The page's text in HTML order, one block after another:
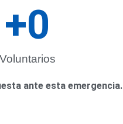
Voluntarios
+0
ante esta emergencia.